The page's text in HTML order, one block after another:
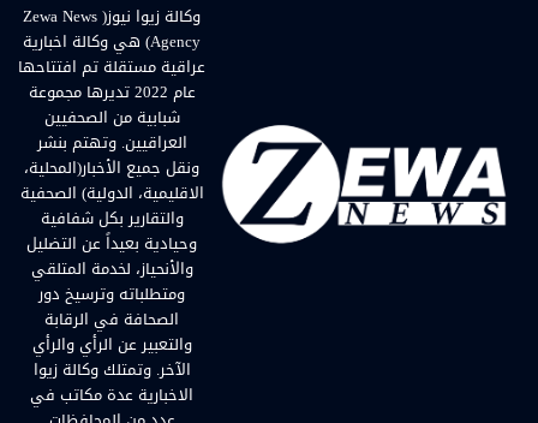
وكالة زيوا نيوز( Zewa News
Agency) هي وكالة اخبارية
عراقية مستقلة تم افتتاحها
عام 2022 تديرها مجموعة
شبابية من الصحفيين
العراقيين. وتهتم بنشر
ونقل جميع الأخبار(المحلية،
الاقليمية، الدولية) الصحفية
والتقارير بكل شفافية
وحيادية بعيداً عن التضليل
والأنحياز، لخدمة المتلقي
ومتطلباته وترسيخ دور
الصحافة في الرقابة
والتعبير عن الرأي والرأي
الآخر. وتمتلك وكالة زيوا
الاخبارية عدة مكاتب في